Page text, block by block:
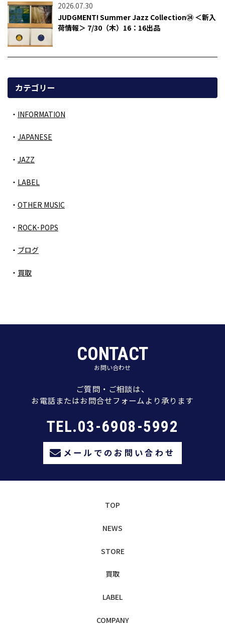
2026.07.30
JUDGMENT! Summer Jazz Collection㉔ ＜新入
荷情報＞ 7/30（木）16：16出品
カテゴリー
INFORMATION
JAPANESE
JAZZ
LABEL
OTHER MUSIC
ROCK･POPS
ブログ
買取
CONTACT
お問い合わせ
ご質問・ご相談は、
お電話またはお問合せフォームより承ります
TEL.03-6908-5992
メールでのお問い合わせ
TOP
NEWS
STORE
買取
LABEL
COMPANY